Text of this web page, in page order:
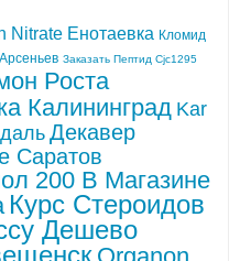
Nitrate Енотаевка Кломид
Заказать Пептид Cjc1295
Роста
Калининград Kar
Декавер
Саратов
200 В Магазине
Курс Стероидов
Дешево